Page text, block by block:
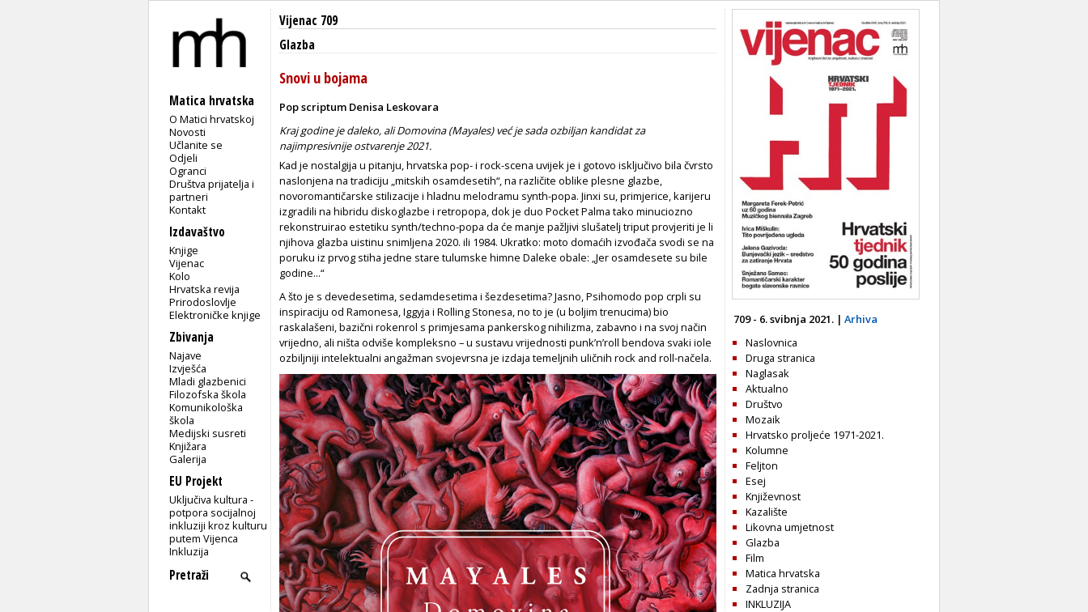
Matica hrvatska
O Matici hrvatskoj
Novosti
Učlanite se
Odjeli
Ogranci
Društva prijatelja i
partneri
Kontakt
Izdavaštvo
Knjige
Vijenac
Kolo
Hrvatska revija
Prirodoslovlje
Elektroničke knjige
Zbivanja
Najave
Izvješća
Mladi glazbenici
Filozofska škola
Komunikološka
škola
Medijski susreti
Knjižara
Galerija
EU Projekt
Uključiva kultura -
potpora socijalnoj
inkluziji kroz kulturu
putem Vijenca
Inkluzija
Vijenac 709
Glazba
Snovi u bojama
Pop scriptum Denisa Leskovara
Kraj godine je daleko, ali Domovina (Mayales) već je sada ozbiljan kandidat za
najimpresivnije ostvarenje 2021.
Kad je nostalgija u pitanju, hrvatska pop- i rock-scena uvijek je i gotovo isključivo bila čvrsto
naslonjena na tradiciju „mitskih osamdesetih“, na različite oblike plesne glazbe,
novoromantičarske stilizacije i hladnu melodramu synth-popa. Jinxi su, primjerice, karijeru
izgradili na hibridu diskoglazbe i retropopa, dok je duo Pocket Palma tako minuciozno
rekonstruirao estetiku synth/techno-popa da će manje pažljivi slušatelj triput provjeriti je li
njihova glazba uistinu snimljena 2020. ili 1984. Ukratko: moto domaćih izvođača svodi se na
poruku iz prvog stiha jedne stare tulumske himne Daleke obale: „Jer osamdesete su bile
godine...“
A što je s devedesetima, sedamdesetima i šezdesetima? Jasno, Psihomodo pop crpli su
inspiraciju od Ramonesa, Iggyja i Rolling Stonesa, no to je (u boljim trenucima) bio
raskalašeni, bazični rokenrol s primjesama pankerskog nihilizma, zabavno i na svoj način
vrijedno, ali ništa odviše kompleksno – u sustavu vrijednosti punk’n’roll bendova svaki iole
ozbiljniji intelektualni angažman svojevrsna je izdaja temeljnih uličnih rock and roll-načela.
709 - 6. svibnja 2021. | Arhiva
Naslovnica
Druga stranica
Naglasak
Aktualno
Društvo
Mozaik
Hrvatsko proljeće 1971-2021.
Kolumne
Feljton
Esej
Književnost
Kazalište
Likovna umjetnost
Glazba
Film
Matica hrvatska
Zadnja stranica
INKLUZIJA